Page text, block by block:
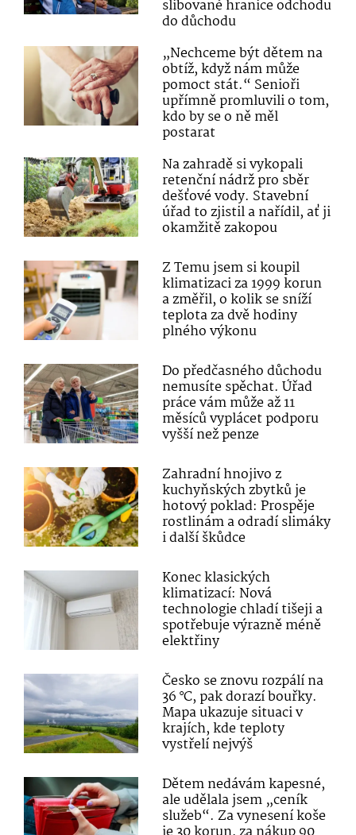
slibované hranice odchodu
do důchodu
„Nechceme být dětem na
obtíž, když nám může
pomoct stát.“ Senioři
upřímně promluvili o tom,
kdo by se o ně měl
postarat
Na zahradě si vykopali
retenční nádrž pro sběr
dešťové vody. Stavební
úřad to zjistil a nařídil, ať ji
okamžitě zakopou
Z Temu jsem si koupil
klimatizaci za 1999 korun
a změřil, o kolik se sníží
teplota za dvě hodiny
plného výkonu
Do předčasného důchodu
nemusíte spěchat. Úřad
práce vám může až 11
měsíců vyplácet podporu
vyšší než penze
Zahradní hnojivo z
kuchyňských zbytků je
hotový poklad: Prospěje
rostlinám a odradí slimáky
i další škůdce
Konec klasických
klimatizací: Nová
technologie chladí tišeji a
spotřebuje výrazně méně
elektřiny
Česko se znovu rozpálí na
36 °C, pak dorazí bouřky.
Mapa ukazuje situaci v
krajích, kde teploty
vystřelí nejvýš
Dětem nedávám kapesné,
ale udělala jsem „ceník
služeb“. Za vynesení koše